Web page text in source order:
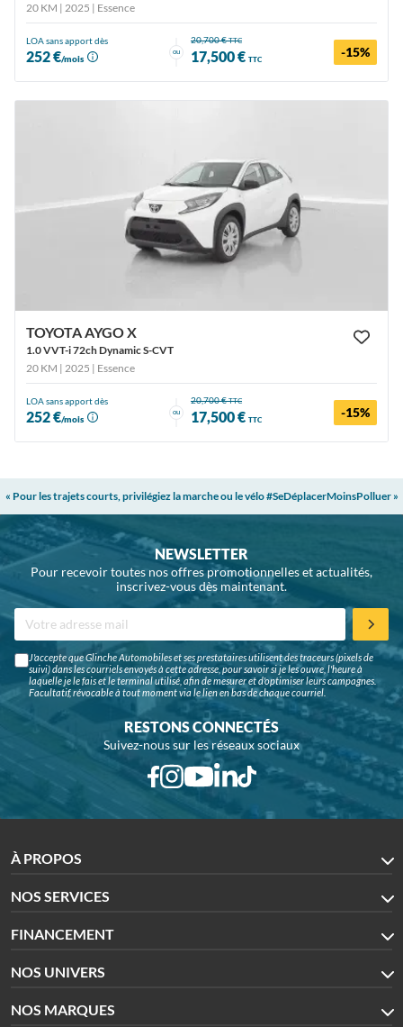
20 KM | 2025 | Essence
LOA sans apport dès
252 €/mois
ou
20,700 €TTC
17,500 € TTC -15%
TOYOTA AYGO X
1.0 VVT-i 72ch Dynamic S-CVT
20 KM | 2025 | Essence
LOA sans apport dès
252 €/mois
ou
20,700 €TTC
17,500 € TTC -15%
« Pour les trajets courts, privilégiez la marche ou le vélo #SeDéplacerMoinsPolluer »
NEWSLETTER
Pour recevoir toutes nos offres promotionnelles et actualités,
inscrivez-vous dès maintenant.
J'accepte que Glinche Automobiles et ses prestataires utilisent des traceurs (pixels de
suivi) dans les courriels envoyés à cette adresse, pour savoir si je les ouvre, l'heure à
laquelle je le fais et le terminal utilisé, afin de mesurer et d'optimiser leurs campagnes.
Facultatif, révocable à tout moment via le lien en bas de chaque courriel.
RESTONS CONNECTÉS
Suivez-nous sur les réseaux sociaux
À PROPOS
NOS SERVICES
FINANCEMENT
NOS UNIVERS
NOS MARQUES